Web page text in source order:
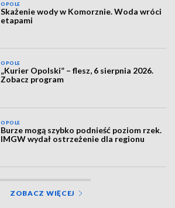
OPOLE
Skażenie wody w Komorznie. Woda wróci
etapami
OPOLE
„Kurier Opolski” – flesz, 6 sierpnia 2026.
Zobacz program
OPOLE
Burze mogą szybko podnieść poziom rzek.
IMGW wydał ostrzeżenie dla regionu
ZOBACZ WIĘCEJ